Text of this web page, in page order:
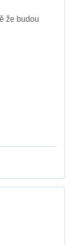
že budou